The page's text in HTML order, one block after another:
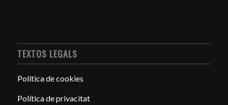
TEXTOS LEGALS
Política de cookies
Política de privacitat